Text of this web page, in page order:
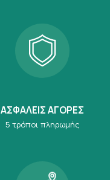
ΑΣΦΑΛΕΙΣ ΑΓΟΡΕΣ
5 τρόποι πληρωμής